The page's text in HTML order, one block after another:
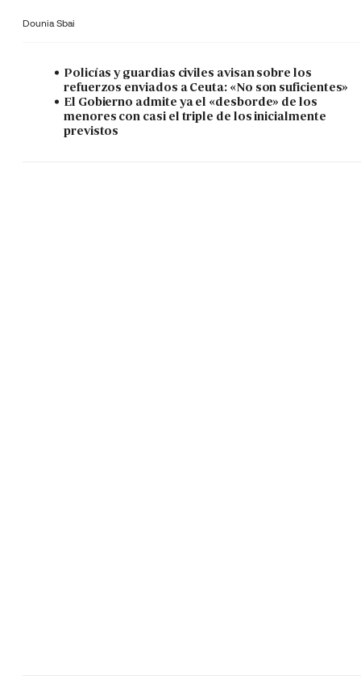
Dounia Sbai
Policías y guardias civiles avisan sobre los
refuerzos enviados a Ceuta: «No son suficientes»
El Gobierno admite ya el «desborde» de los
menores con casi el triple de los inicialmente
previstos